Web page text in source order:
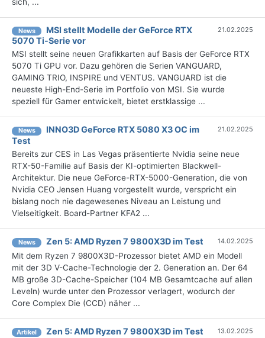
News
MSI stellt Modelle der GeForce RTX
5070 Ti-Serie vor
21.02.2025
MSI stellt seine neuen Grafikkarten auf Basis der GeForce RTX
5070 Ti GPU vor. Dazu gehören die Serien VANGUARD,
GAMING TRIO, INSPIRE und VENTUS. VANGUARD ist die
neueste High-End-Serie im Portfolio von MSI. Sie wurde
speziell für Gamer entwickelt, bietet erstklassige ...
News
INNO3D GeForce RTX 5080 X3 OC im
Test
21.02.2025
Bereits zur CES in Las Vegas präsentierte Nvidia seine neue
RTX-50-Familie auf Basis der KI-optimierten Blackwell-
Architektur. Die neue GeForce-RTX-5000-Generation, die von
Nvidia CEO Jensen Huang vorgestellt wurde, verspricht ein
bislang noch nie dagewesenes Niveau an Leistung und
Vielseitigkeit. Board-Partner KFA2 ...
News Zen 5: AMD Ryzen 7 9800X3D im Test 14.02.2025
Mit dem Ryzen 7 9800X3D-Prozessor bietet AMD ein Modell
mit der 3D V-Cache-Technologie der 2. Generation an. Der 64
MB große 3D-Cache-Speicher (104 MB Gesamtcache auf allen
Leveln) wurde unter den Prozessor verlagert, wodurch der
Core Complex Die (CCD) näher ...
Artikel Zen 5: AMD Ryzen 7 9800X3D im Test 13.02.2025